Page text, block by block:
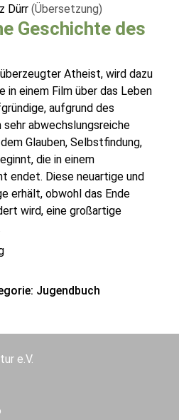
Dürr (Übersetzung)
Geschichte des
Atheist, wird dazu
in einem Film über das Leben
aufgrund des
abwechslungsreiche
Glauben, Selbstfindung,
die in einem
endet. Diese neuartige und
erhält, obwohl das Ende
wird, eine großartige
Jugendbuch
e.V.